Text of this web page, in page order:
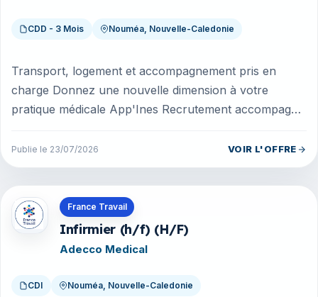
CDD - 3 Mois Nouméa, Nouvelle-Caledonie
Transport, logement et accompagnement pris en
charge Donnez une nouvelle dimension à votre
pratique médicale App'Ines Recrutement accompagne
Publie le 23/07/2026 VOIR L'OFFRE
France Travail
Infirmier (h/f) (H/F)
Adecco Medical
CDI Nouméa, Nouvelle-Caledonie
Offres en Nouvelle-Caledonie